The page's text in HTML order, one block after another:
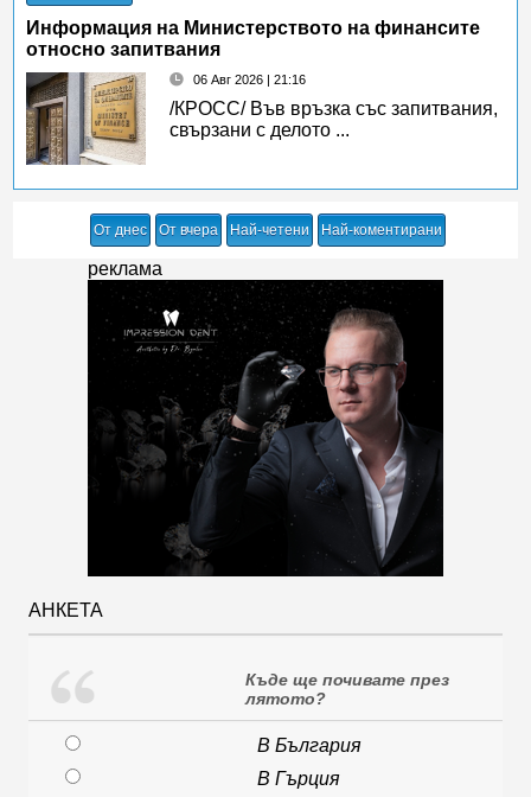
Информация на Министерството на финансите
относно запитвания
06 Авг 2026 | 21:16
/КРОСС/ Във връзка със запитвания,
свързани с делото ...
От днес От вчера Най-четени Най-коментирани
реклама
АНКЕТА
Къде ще почивате през
лятото?
В България
В Гърция